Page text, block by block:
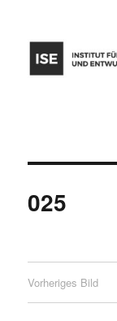
025
Vorheriges Bild